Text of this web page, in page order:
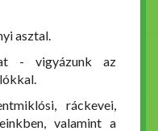
asztal.
- vigyázunk az
ráckevei,
valamint a